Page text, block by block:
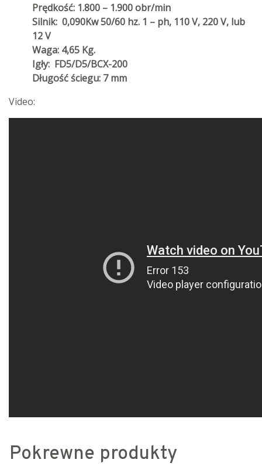
Prędkość: 1.800 – 1.900 obr/min
Silnik: 0,090Kw 50/60 hz. 1 – ph, 110 V, 220 V, lub
12 V
Waga: 4,65 Kg.
Igły: FD5/D5/BCX-200
Długość ściegu: 7 mm
Video:
Pokrewne produkty